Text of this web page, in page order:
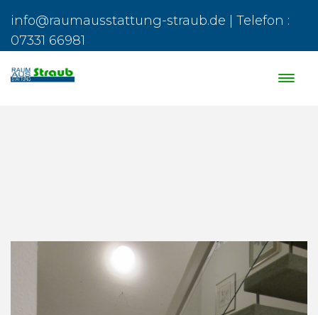
info@raumausstattung-straub.de | Telefon :
07331 66981